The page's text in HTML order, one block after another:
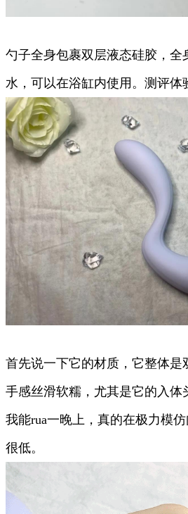
勺子全身包裹双层液态硅胶，全
水，可以在浴缸内使用。测评体
首先说一下它的材质，它整体是
手感丝滑软糯，尤其是它的入体
我能rua一晚上，真的在极力模
很低。